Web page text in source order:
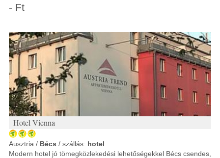
- Ft
Hotel Vienna
Ausztria / Bécs / szállás: hotel
Modern hotel jó tömegközlekedési lehetőségekkel Bécs csendes,